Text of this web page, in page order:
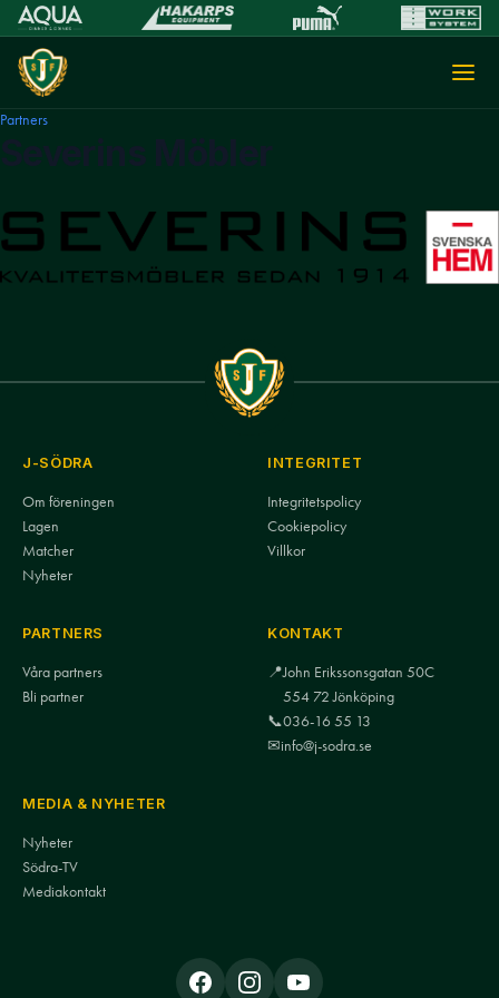
Partners
J-SÖDRA
Om föreningen
Lagen
Matcher
Nyheter
INTEGRITET
Integritetspolicy
Cookiepolicy
Villkor
PARTNERS
Våra partners
Bli partner
KONTAKT
📍John Erikssonsgatan 50C
554 72 Jönköping
📞036-16 55 13
✉info@j-sodra.se
MEDIA & NYHETER
Nyheter
Södra-TV
Mediakontakt